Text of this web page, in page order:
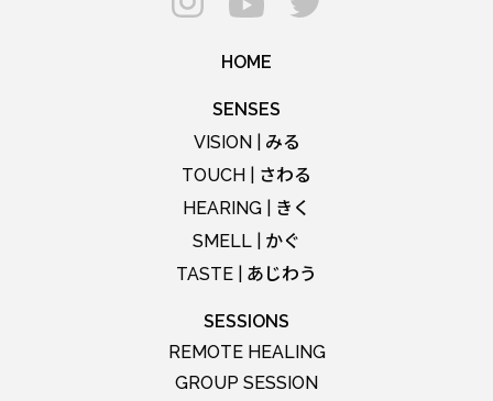
HOME
SENSES
VISION | みる
TOUCH | さわる
HEARING | きく
SMELL | かぐ
TASTE | あじわう
SESSIONS
REMOTE HEALING
GROUP SESSION